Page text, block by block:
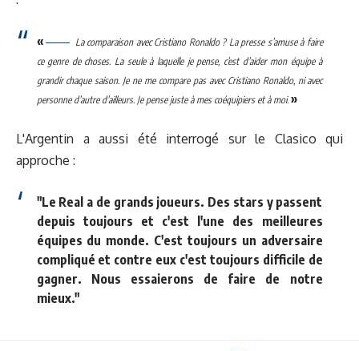
«
La comparaison avec Cristiano Ronaldo ? La presse s’amuse à faire
ce genre de choses. La seule à laquelle je pense, c’est d’aider mon équipe à
grandir chaque saison. Je ne me compare pas avec Cristiano Ronaldo, ni avec
personne d’autre d’ailleurs. Je pense juste à mes coéquipiers et à moi.»
L'Argentin a aussi été interrogé sur le Clasico qui
approche :
"Le Real a de grands joueurs. Des stars y passent
depuis toujours et c'est l'une des meilleures
équipes du monde. C'est toujours un adversaire
compliqué et contre eux c'est toujours difficile de
gagner. Nous essaierons de faire de notre
mieux."